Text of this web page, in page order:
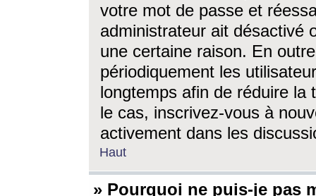
votre mot de passe et
administrateur ait désactivé
une certaine raison. En
périodiquement les
longtemps afin de réduire la
le cas, inscrivez-vous à
activement dans les
Haut
» Pourquoi ne puis-je pas